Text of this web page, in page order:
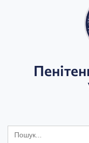
Search
for: